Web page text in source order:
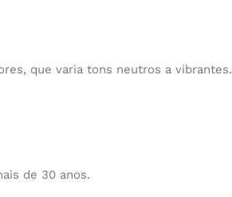
que varia tons neutros a vibrantes.
de 30 anos.